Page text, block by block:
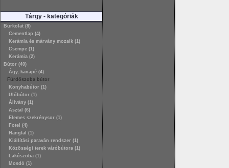
Tárgy - kategóriák
Burkolat (8)
Cementlap (4)
Kerámia és márvány mozaik (1)
Csempe (1)
Kerámia (2)
Bútor (40)
Ágy, kanapé (4)
Fürdőszoba bútor
Konyhabútor (1)
Ülőbútor (1)
Állvány (1)
Asztal (6)
Elemes szekrénysor (1)
Fotel (4)
Hangfal (1)
Kiállítási paraván rendszer (1)
Közösségi terek váróbútora (1)
Lakószoba (1)
Mosdó (1)